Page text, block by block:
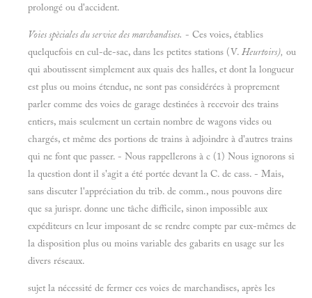
prolongé ou d'accident.
Voies spèciales du service des marchandises. - Ces voies, établies
quelquefois en cul-de-sac, dans les petites stations (V. Heurtoirs), ou
qui aboutissent simplement aux quais des halles, et dont la longueur
est plus ou moins étendue, ne sont pas considérées à proprement
parler comme des voies de garage destinées à recevoir des trains
entiers, mais seulement un certain nombre de wagons vides ou
chargés, et même des portions de trains à adjoindre à d'autres trains
qui ne font que passer. - Nous rappellerons à c (1) Nous ignorons si
la question dont il s'agit a été portée devant la C. de cass. - Mais,
sans discuter l'appréciation du trib. de comm., nous pouvons dire
que sa jurispr. donne une tâche difficile, sinon impossible aux
expéditeurs en leur imposant de se rendre compte par eux-mêmes de
la disposition plus ou moins variable des gabarits en usage sur les
divers réseaux.
sujet la nécessité de fermer ces voies de marchandises, après les